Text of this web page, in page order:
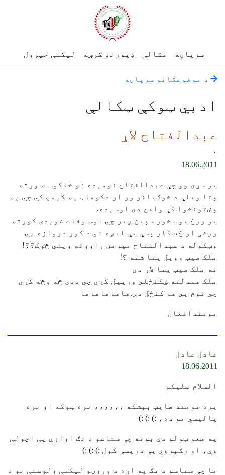
سرپاڼه مقالې ډیورنډ کرښه لیکنې خپرول
د موضوعګانو سرپاڼه
ادبي ټوکې ټکالې
عبدالفتاح لاړ
۰
18.06.2011
یو سړی وو چي عبدالفتاح نومیده نو خلکو به ورته
پتا ویلي د خوګیانو وو او دکوهاټ په کیمپ کي چي په
پښتونخوا کي واقع دی اوسیده.
یو ورځ یو مخور سپین ږیر چي اوس وفات شویدی کورته
ورغی او څه کار پسي يي لیږه نو د کور دروازه يي
وټکوله د عبدالفتاح میرمن راووته ویلي څوک؟؟!
ملک صیب وویل پتا شته ؟!
نه ملک صیب پتا لاړ دی
ملک همدلته ښکنځلي ورپیل کړي چي ددی څه وڅه کړي
چي نوم يي هم کنځل دي.هاهاهاهاها
مومندافغان
عادل عادل
18.06.2011
السلام علیکم
یره مومند صایب بېشکه ،،،،،، نره ټوکه او نره
پالیسي مو ده، :) :) :)
په هغو ټولو دې بوته چې ستاسو د تګ اوازې یې اچولې
وې، او زګېروي یې درپسې کول :) :) :)
ما چې ستاسو د تګ په اړه د وروڼو لیکنې ولوستې نو د